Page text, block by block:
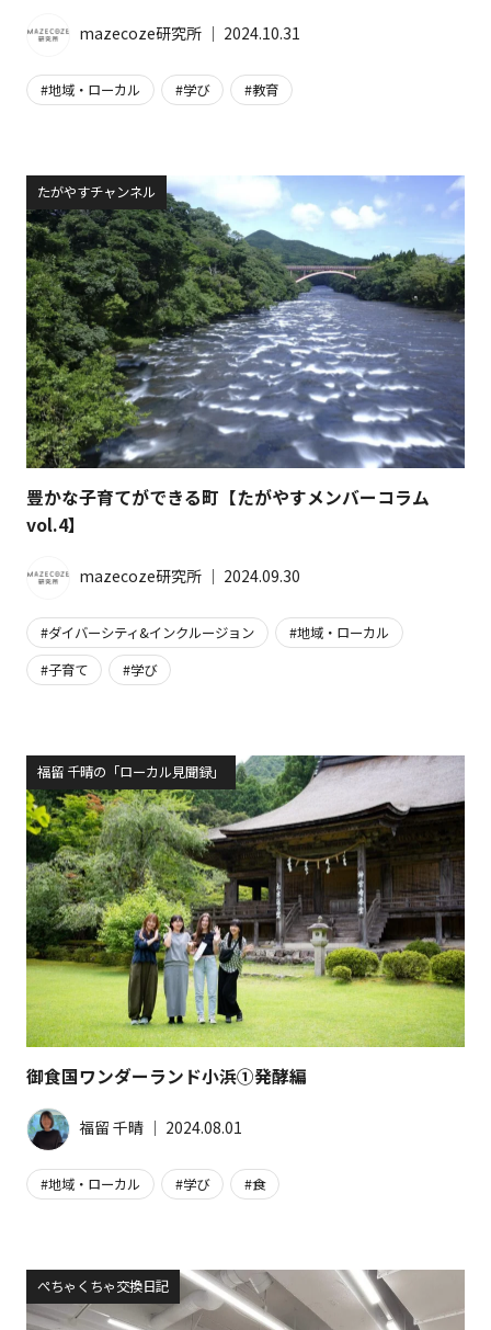
mazecoze研究所 │ 2024.10.31
地域・ローカル 学び 教育
豊かな子育てができる町【たがやすメンバーコラム
vol.4】
たがやすチャンネル
mazecoze研究所 │ 2024.09.30
ダイバーシティ&インクルージョン
地域・ローカル
子育て
学び
御食国ワンダーランド小浜①発酵編
福留 千晴の「ローカル見聞録」
福留 千晴 │ 2024.08.01
地域・ローカル 学び 食
ぺちゃくちゃ交換日記